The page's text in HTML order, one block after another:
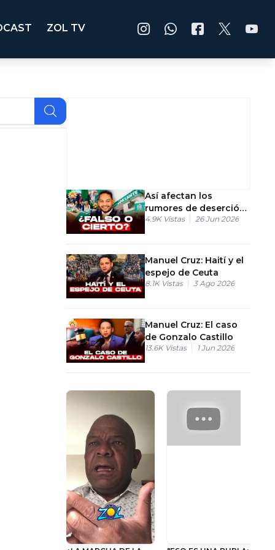
ZOL TV
Así afectan los
rumores de deserción
a las candidaturas
4.9K Vistas 26 Jun 2026
Manuel Cruz: Haití y el
espejo de Ceuta
8.1K Vistas 3 Ago 2026
Manuel Cruz: El caso
de Gonzalo Castillo
13.6K Vistas 1 Jun 2026